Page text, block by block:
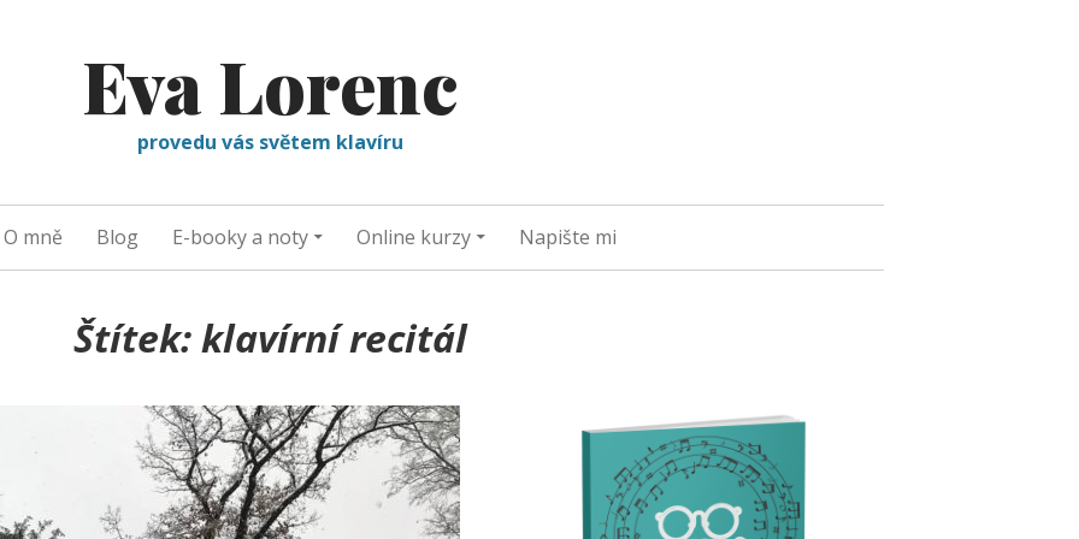
Eva Lorenc
provedu vás světem klavíru
O mně Blog E-booky a noty Online kurzy Napište mi
Štítek:klavírní recitál